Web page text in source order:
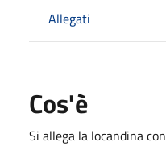
Allegati
Cos'è
Si allega la locandina